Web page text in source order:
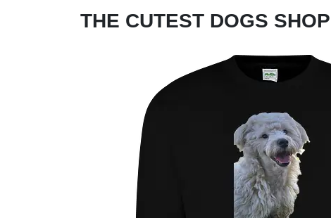
THE CUTEST DOGS SHOP